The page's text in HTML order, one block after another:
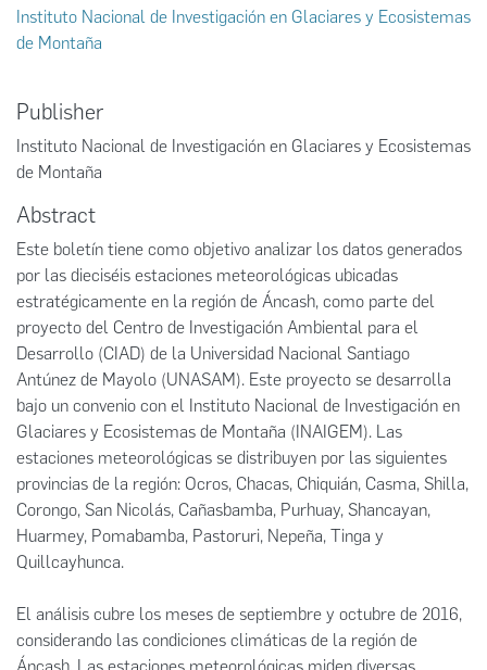
Instituto Nacional de Investigación en Glaciares y Ecosistemas
de Montaña
Publisher
Instituto Nacional de Investigación en Glaciares y Ecosistemas
de Montaña
Abstract
Este boletín tiene como objetivo analizar los datos generados
por las dieciséis estaciones meteorológicas ubicadas
estratégicamente en la región de Áncash, como parte del
proyecto del Centro de Investigación Ambiental para el
Desarrollo (CIAD) de la Universidad Nacional Santiago
Antúnez de Mayolo (UNASAM). Este proyecto se desarrolla
bajo un convenio con el Instituto Nacional de Investigación en
Glaciares y Ecosistemas de Montaña (INAIGEM). Las
estaciones meteorológicas se distribuyen por las siguientes
provincias de la región: Ocros, Chacas, Chiquián, Casma, Shilla,
Corongo, San Nicolás, Cañasbamba, Purhuay, Shancayan,
Huarmey, Pomabamba, Pastoruri, Nepeña, Tinga y
Quillcayhunca.
El análisis cubre los meses de septiembre y octubre de 2016,
considerando las condiciones climáticas de la región de